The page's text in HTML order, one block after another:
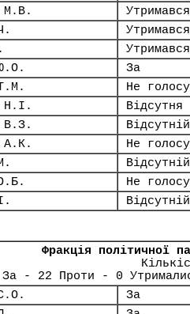
М.В.
Утримався
Утримався
Утримався
За
Не
Н.І.
Відсутня
В.З.
Відсутній
А.К.
Не
Відсутній
Не
Відсутній
Фракція політичної
За - 22 Проти - 0
За